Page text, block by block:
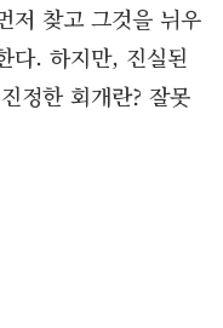
저 찾고 그것을 뉘우
다. 하지만, 진실된
정한 회개란? 잘못